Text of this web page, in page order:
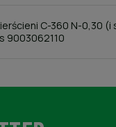
C-360 N-0,30 (i
9003062110